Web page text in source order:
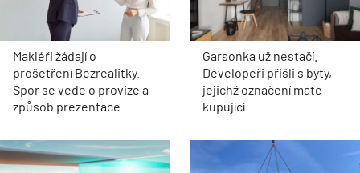
Makléři žádají o
prošetření Bezrealitky.
Spor se vede o provize a
způsob prezentace
Garsonka už nestačí.
Developeři přišli s byty,
jejichž označení mate
kupující